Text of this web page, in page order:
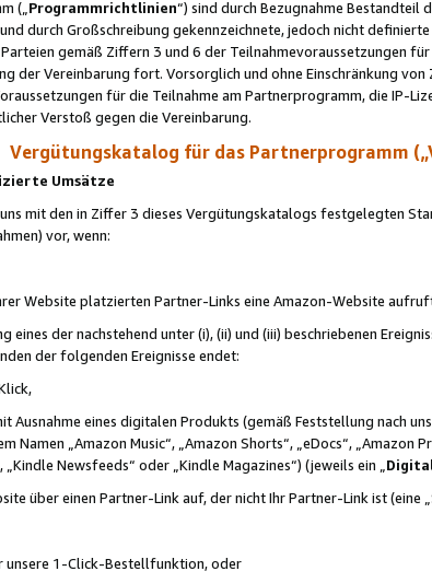
(„Programmrichtlinien“) sind durch Bezugnahme Bestandteil
durch Großschreibung gekennzeichnete, jedoch nicht
gemäß Ziffern 3 und 6 der Teilnahmevoraussetzungen
der Vereinbarung fort. Vorsorglich und ohne Einschränkung
für die Teilnahme am Partnerprogramm, die IP-
Verstoß gegen die Vereinbarung.
Vergütungskatalog für das Partnerprogramm
Umsätze
mit den in Ziffer 3 dieses Vergütungskatalogs festgelegten
vor, wenn:
Website platzierten Partner-Links eine Amazon-Website
der nachstehend unter (i), (ii) und (iii) beschriebenen
der folgenden Ereignisse endet:
eines digitalen Produkts (gemäß Feststellung nach
„Amazon Music“, „Amazon Shorts“, „eDocs“, „Amazon
Newsfeeds“ oder „Kindle Magazines“) (jeweils ein „
über einen Partner-Link auf, der nicht Ihr Partner-Link ist (eine
1-Click-Bestellfunktion, oder